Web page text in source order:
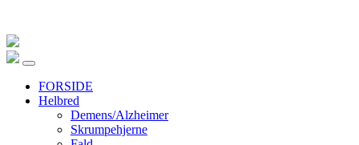
FORSIDE
Helbred
Demens/Alzheimer
Skrumpehjerne